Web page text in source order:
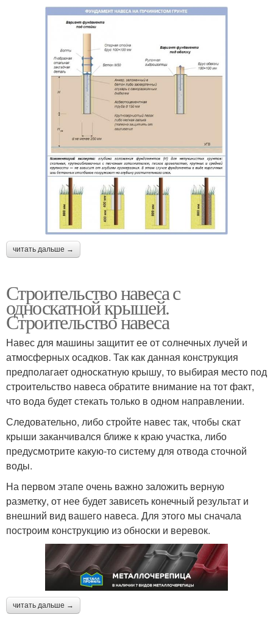
читать дальше →
Строительство навеса с
односкатной крышей.
Строительство навеса
Навес для машины защитит ее от солнечных лучей и
атмосферных осадков. Так как данная конструкция
предполагает односкатную крышу, то выбирая место под
строительство навеса обратите внимание на тот факт,
что вода будет стекать только в одном направлении.
Следовательно, либо стройте навес так, чтобы скат
крыши заканчивался ближе к краю участка, либо
предусмотрите какую-то систему для отвода сточной
воды.
На первом этапе очень важно заложить верную
разметку, от нее будет зависеть конечный результат и
внешний вид вашего навеса. Для этого мы сначала
построим конструкцию из обноски и веревок.
читать дальше →